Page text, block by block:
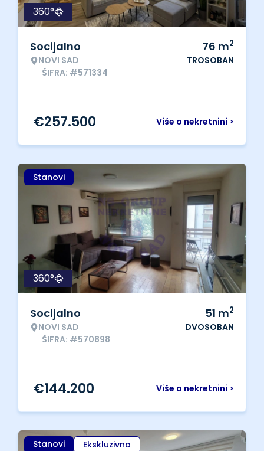
360°
Socijalno
NOVI SAD
ŠIFRA: #571334
76 m2
TROSOBAN
Više o nekretnini >
€257.500
Stanovi
360°
Socijalno
NOVI SAD
ŠIFRA: #570898
51 m2
DVOSOBAN
Više o nekretnini >
€144.200
Stanovi Ekskluzivno